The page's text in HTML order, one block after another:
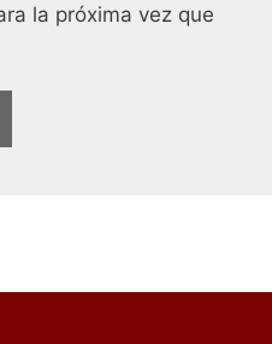
la próxima vez que